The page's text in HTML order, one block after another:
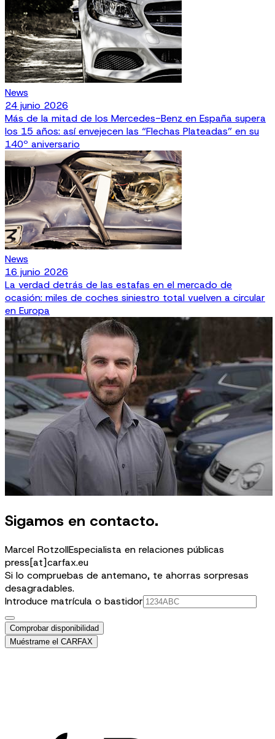
News
24 junio 2026
Más de la mitad de los Mercedes-Benz en España supera
los 15 años: así envejecen las “Flechas Plateadas” en su
140º aniversario
News
16 junio 2026
La verdad detrás de las estafas en el mercado de
ocasión: miles de coches siniestro total vuelven a circular
en Europa
Sigamos en contacto.
Marcel RotzollEspecialista en relaciones públicas
press[at]carfax.eu
Si lo compruebas de antemano, te ahorras sorpresas
desagradables.
Introduce matrícula o bastidor
Comprobar disponibilidad
Muéstrame el CARFAX